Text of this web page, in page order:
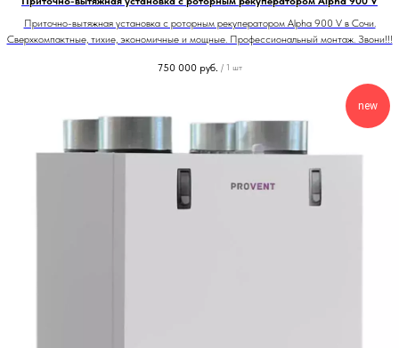
Приточно-вытяжная установка с роторным рекуператором Alpha 900 V в Сочи.
Сверхкомпактные, тихие, экономичные и мощные. Профессиональный монтаж. Звони!!!
750 000 руб. / 1 шт
new